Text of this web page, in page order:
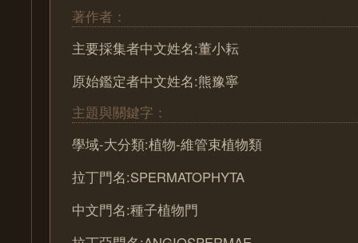
著作者：
主要採集者中文姓名:董小耘
原始鑑定者中文姓名:熊豫寧
主題與關鍵字：
學域-大分類:植物-維管束植物類
拉丁門名:SPERMATOPHYTA
中文門名:種子植物門